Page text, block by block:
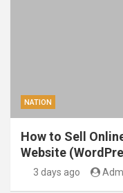
NATION
How to Sell
Website
3 days ago